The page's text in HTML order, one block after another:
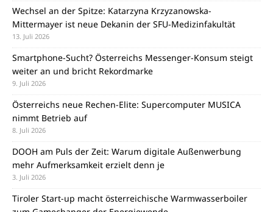
Wechsel an der Spitze: Katarzyna Krzyzanowska-
Mittermayer ist neue Dekanin der SFU-Medizinfakultät
13. Juli 2026
Smartphone-Sucht? Österreichs Messenger-Konsum steigt
weiter an und bricht Rekordmarke
9. Juli 2026
Österreichs neue Rechen-Elite: Supercomputer MUSICA
nimmt Betrieb auf
8. Juli 2026
DOOH am Puls der Zeit: Warum digitale Außenwerbung
mehr Aufmerksamkeit erzielt denn je
3. Juli 2026
Tiroler Start-up macht österreichische Warmwasserboiler